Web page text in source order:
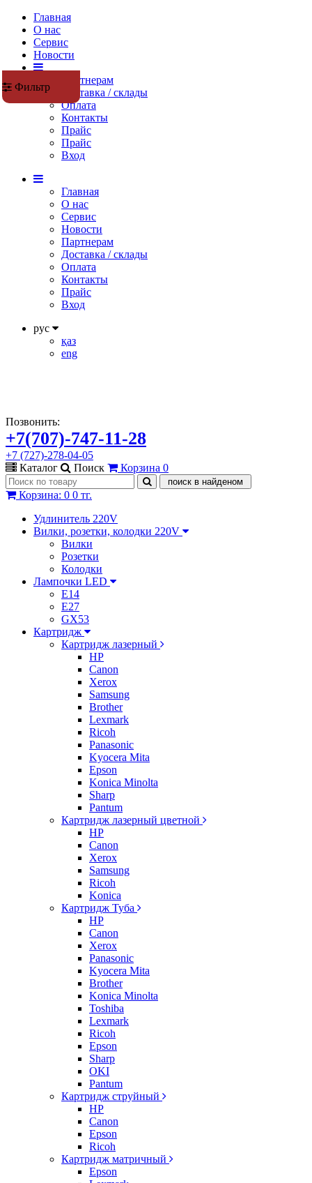
Главная
О нас
Сервис
Новости
Партнерам
Доставка / склады
Оплата
Контакты
Прайс
Прaйс
Вход
Главная
О нас
Сервис
Новости
Партнерам
Доставка / склады
Оплата
Контакты
Прайс
Вход
рус
қаз
eng
Позвонить:
+7(707)-747-11-28
+7 (727)-278-04-05
Каталог
Поиск Корзина 0
Корзина: 0 0 тг.
Удлинитель 220V
Вилки, розетки, колодки 220V
Вилки
Розетки
Колодки
Лампочки LED
E14
E27
GX53
Картридж
Картридж лазерный
HP
Canon
Xerox
Samsung
Brother
Lexmark
Ricoh
Panasonic
Kyocera Mita
Epson
Konica Minolta
Sharp
Pantum
Картридж лазерный цветной
HP
Canon
Xerox
Samsung
Ricoh
Konica
Картридж Туба
HP
Canon
Xerox
Panasonic
Kyocera Mita
Brother
Konica Minolta
Toshiba
Lexmark
Ricoh
Epson
Sharp
OKI
Pantum
Картридж струйный
HP
Canon
Epson
Ricoh
Картридж матричный
Epson
Фильтр